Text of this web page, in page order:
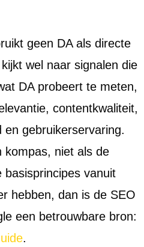
geen DA als directe
wel naar signalen die
DA probeert te meten,
contentkwaliteit,
en gebruikerservaring.
kompas, niet als de
vanuit
hebben, dan is de SEO
een betrouwbare bron:
.